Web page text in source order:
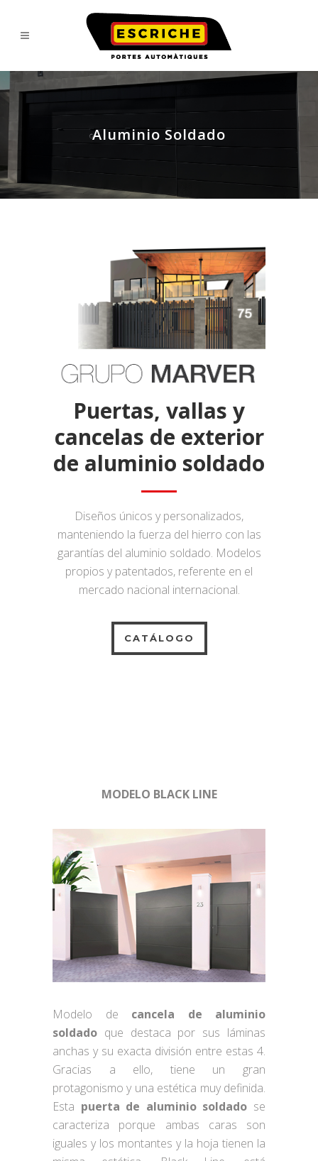
Aluminio Soldado
Puertas, vallas y
cancelas de exterior
de aluminio soldado
Diseños únicos y personalizados,
manteniendo la fuerza del hierro con las
garantías del aluminio soldado. Modelos
propios y patentados, referente en el
mercado nacional internacional.
CATÁLOGO
MODELO BLACK LINE
Modelo de cancela de aluminio
soldado que destaca por sus láminas
anchas y su exacta división entre estas 4.
Gracias a ello, tiene un gran
protagonismo y una estética muy definida.
Esta puerta de aluminio soldado se
caracteriza porque ambas caras son
iguales y los montantes y la hoja tienen la